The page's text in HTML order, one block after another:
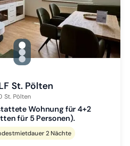
gallery.slide_selector
Zu Slide 1 wechseln
Zu Slide 2 wechseln
Zu Slide 3 wechseln
St. Pölten
St. Pölten
Wohnung für 4+2
für 5 Personen).
2 Nächte